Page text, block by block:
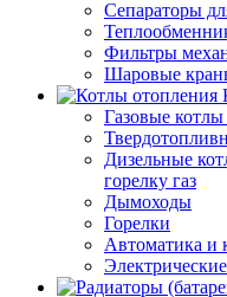
Сепараторы
Фильтры
Шаровые
Газовые
Дизельные
горелку газ
Дымоходы
Горелки
Автоматика и